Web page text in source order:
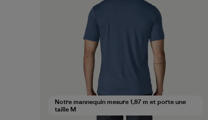
Notre mannequin mesure 1,87 m et porte une
taille M